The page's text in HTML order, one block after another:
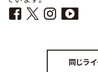
同じラ